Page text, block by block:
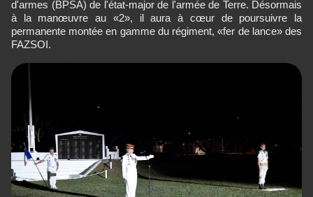
d'armes (BPSA) de l'état-major de l'armée de Terre. Désormais
à la manœuvre au «2», il aura à cœur de poursuivre la
permanente montée en gamme du régiment, «fer de lance» des
FAZSOI.